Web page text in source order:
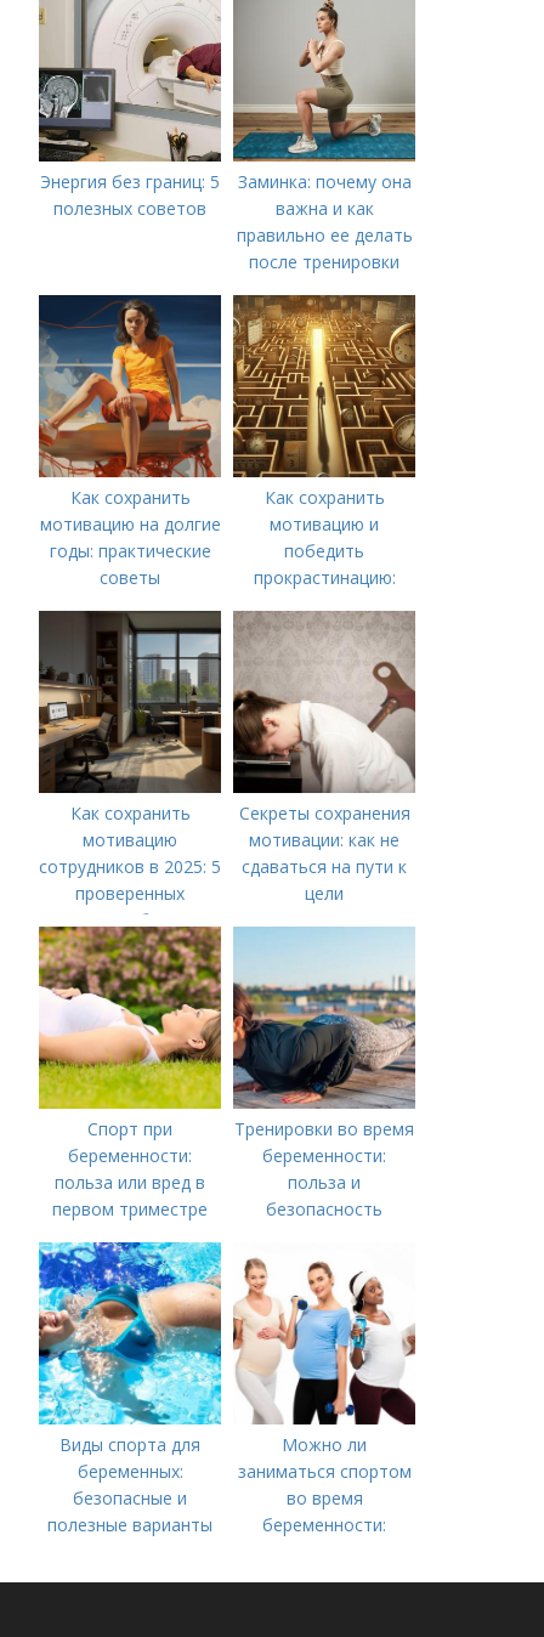
Энергия без границ: 5
полезных советов
Заминка: почему она
важна и как
правильно ее делать
после тренировки
Как сохранить
мотивацию на долгие
годы: практические
советы
Как сохранить
мотивацию и
победить
прокрастинацию:
Как сохранить
мотивацию
сотрудников в 2025: 5
проверенных
способов
Секреты сохранения
мотивации: как не
сдаваться на пути к
цели
Спорт при
беременности:
польза или вред в
первом триместре
Тренировки во время
беременности:
польза и
безопасность
Виды спорта для
беременных:
безопасные и
полезные варианты
Можно ли
заниматься спортом
во время
беременности: